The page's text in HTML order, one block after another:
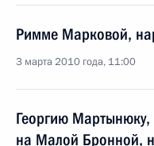
Римме Марковой,
3 марта 2010 года, 11:00
Георгию Мартынюку,
на Малой Бронной,